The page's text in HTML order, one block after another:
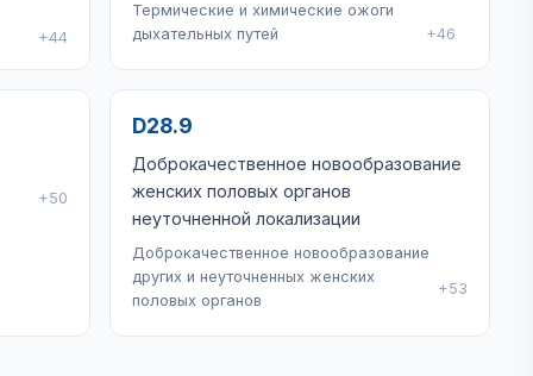
+44
Термические и химические ожоги
дыхательных путей
+46
+50
D28.9
Доброкачественное новообразование
женских половых органов
неуточненной локализации
Доброкачественное новообразование
других и неуточненных женских
половых органов
+53